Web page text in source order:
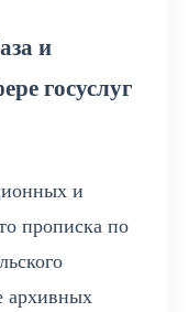
и
госуслуг
и
прописка по
архивных